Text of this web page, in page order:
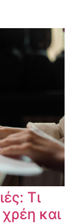
Τι
χρέη και